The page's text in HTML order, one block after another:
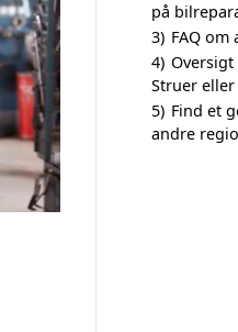
på
3) FAQ
4)
Struer
5) Find et
andre